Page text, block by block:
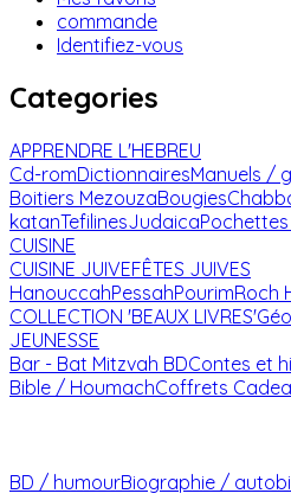
commande
Identifiez-vous
Categories
APPRENDRE L'HEBREU
Cd-romDictionnairesManuels /
Boitiers MezouzaBougies
katanTefilinesJudaicaPochettes
CUISINE
CUISINE JUIVEFÊTES JUIVES
HanouccahPessahPourimRoch
COLLECTION 'BEAUX LIVRES'
JEUNESSE
Bar - Bat Mitzvah BDContes et
Bible / HoumachCoffrets
BD / humourBiographie /